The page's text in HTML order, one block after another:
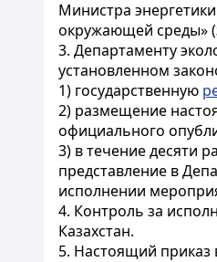
Министра
окружающей среды»
3. Департаменту
установленном
1) государственную
2) размещение
официального
3) в течение десяти
представление в
исполнении
4. Контроль за
Казахстан.
5. Настоящий приказ